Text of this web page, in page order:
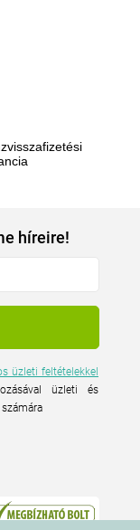
híreire!
üzleti feltételekkel
üzleti és